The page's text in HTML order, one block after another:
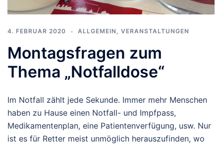
4. FEBRUAR 2020 ALLGEMEIN VERANSTALTUNGEN
Montagsfragen zum
Thema „Notfalldose“
Im Notfall zählt jede Sekunde. Immer mehr Menschen
haben zu Hause einen Notfall- und Impfpass,
Medikamentenplan, eine Patientenverfügung, usw. Nur
ist es für Retter meist unmöglich herauszufinden, wo